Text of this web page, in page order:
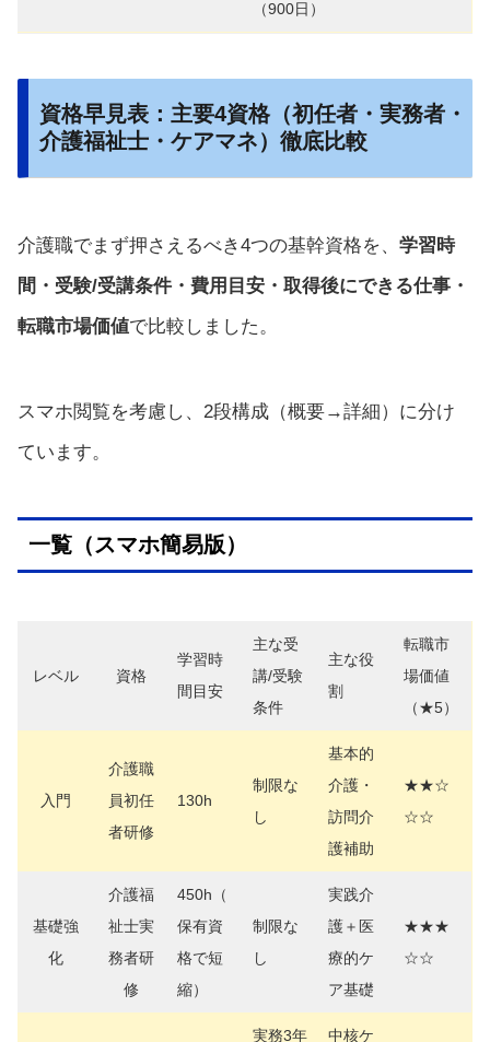
（900日）
資格早見表：主要4資格（初任者・実務者・
介護福祉士・ケアマネ）徹底比較
介護職でまず押さえるべき4つの基幹資格を、 学習時
間・受験/受講条件・費用目安・取得後にできる仕事・
転職市場価値で比較しました。
スマホ閲覧を考慮し、2段構成（概要→詳細）に分け
ています。
一覧（スマホ簡易版）
レベル 資格
学習時
間目安
主な受
講/受験
条件
主な役
割
転職市
場価値
（★5）
入門
介護職
員初任
者研修
130h
制限な
し
基本的
介護・
訪問介
護補助
★★☆
☆☆
基礎強
化
介護福
祉士実
務者研
修
450h（
保有資
格で短
縮）
制限な
し
実践介
護＋医
療的ケ
ア基礎
★★★
☆☆
実務3年
中核ケ